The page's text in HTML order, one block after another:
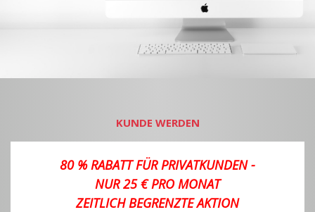
KUNDE WERDEN
80 % RABATT FÜR PRIVATKUNDEN -
NUR 25 € PRO MONAT
ZEITLICH BEGRENZTE AKTION